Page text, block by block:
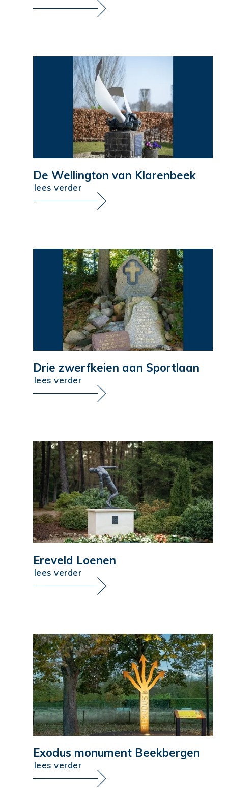
De Wellington van Klarenbeek
lees verder
Drie zwerfkeien aan Sportlaan
lees verder
Ereveld Loenen
lees verder
Exodus monument Beekbergen
lees verder